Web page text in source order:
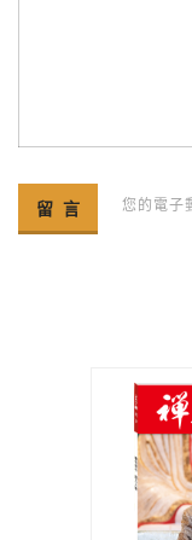
您的電子